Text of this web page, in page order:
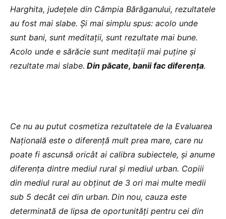
Harghita, județele din Câmpia Bărăganului, rezultatele
au fost mai slabe. Și mai simplu spus: acolo unde
sunt bani, sunt meditații, sunt rezultate mai bune.
Acolo unde e sărăcie sunt meditații mai puține și
rezultate mai slabe. Din păcate, banii fac diferența.
Ce nu au putut cosmetiza rezultatele de la Evaluarea
Națională este o diferență mult prea mare, care nu
poate fi ascunsă oricât ai calibra subiectele, și anume
diferența dintre mediul rural și mediul urban. Copiii
din mediul rural au obținut de 3 ori mai multe medii
sub 5 decât cei din urban. Din nou, cauza este
determinată de lipsa de oportunități pentru cei din